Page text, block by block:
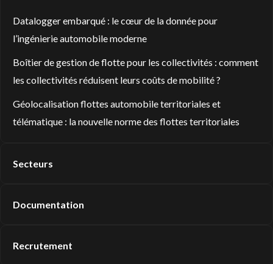
Datalogger embarqué : le cœur de la donnée pour
l’ingénierie automobile moderne
Boîtier de gestion de flotte pour les collectivités : comment
les collectivités réduisent leurs coûts de mobilité ?
Géolocalisation flottes automobile territoriales et
télématique : la nouvelle norme des flottes territoriales
Secteurs
Documentation
Recrutement